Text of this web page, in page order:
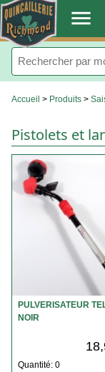
. menu
Accueil > Produits >
Pistolets et
PULVERISATEUR
NOIR
Quantité: 0